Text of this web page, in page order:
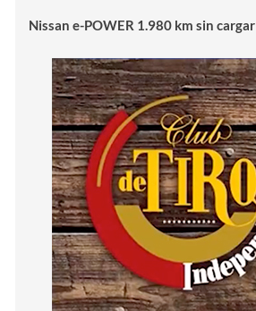
Nissan e-POWER 1.980 km sin cargar